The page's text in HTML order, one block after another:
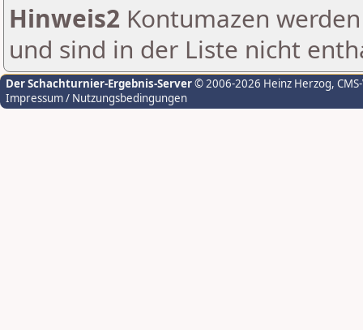
Hinweis2 Kontumazen
und sind in der Liste nicht
Der Schachturnier-Ergebnis-Server© 2006-2026 Heinz Herzog,
Impressum / Nutzungsbedingungen